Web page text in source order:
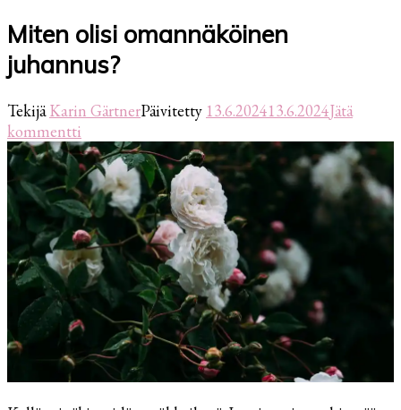
Miten olisi omannäköinen
juhannus?
TekijäKarin GärtnerPäivitetty 13.6.202413.6.2024Jätä
kommentti
Miten
olisi
omannäköinen
juhannus?